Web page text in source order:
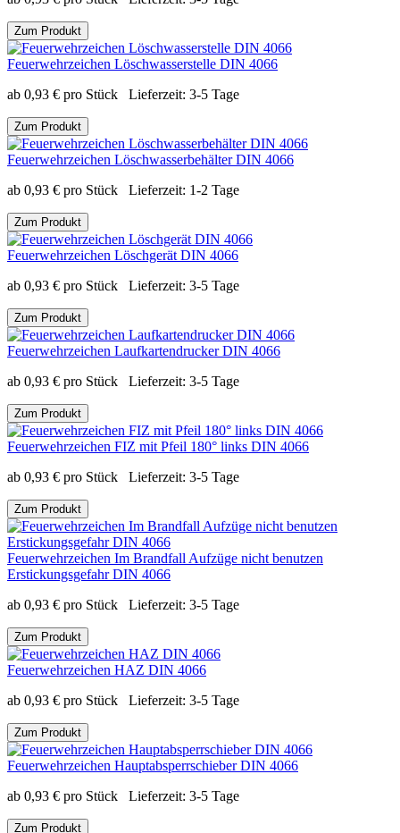
Zum Produkt
Feuerwehrzeichen Löschwasserstelle DIN 4066
ab 0,93 € pro Stück Lieferzeit: 3-5 Tage
Zum Produkt
Feuerwehrzeichen Löschwasserbehälter DIN 4066
ab 0,93 € pro Stück Lieferzeit: 1-2 Tage
Zum Produkt
Feuerwehrzeichen Löschgerät DIN 4066
ab 0,93 € pro Stück Lieferzeit: 3-5 Tage
Zum Produkt
Feuerwehrzeichen Laufkartendrucker DIN 4066
ab 0,93 € pro Stück Lieferzeit: 3-5 Tage
Zum Produkt
Feuerwehrzeichen FIZ mit Pfeil 180° links DIN 4066
ab 0,93 € pro Stück Lieferzeit: 3-5 Tage
Zum Produkt
Feuerwehrzeichen Im Brandfall Aufzüge nicht benutzen
Erstickungsgefahr DIN 4066
ab 0,93 € pro Stück Lieferzeit: 3-5 Tage
Zum Produkt
Feuerwehrzeichen HAZ DIN 4066
ab 0,93 € pro Stück Lieferzeit: 3-5 Tage
Zum Produkt
Feuerwehrzeichen Hauptabsperrschieber DIN 4066
ab 0,93 € pro Stück Lieferzeit: 3-5 Tage
Zum Produkt